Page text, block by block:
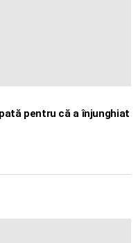
pentru că a înjunghiat